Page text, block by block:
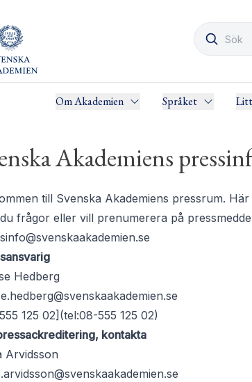
Om Akademien Språket
Akademiens
till Svenska Akademiens pressrum.
frågor eller vill prenumerera på
Hedberg
125 02](tel:08-555 125 02)
kontakta
Arvidsson